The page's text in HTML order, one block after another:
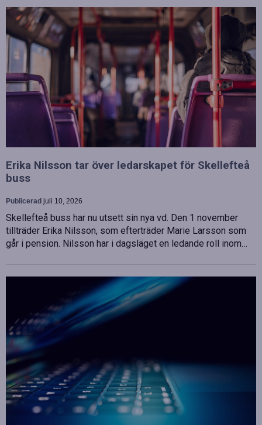
Erika Nilsson tar över ledarskapet för Skellefteå
buss
Publicerad juli 10, 2026
Skellefteå buss har nu utsett sin nya vd. Den 1 november
tillträder Erika Nilsson, som efterträder Marie Larsson som
går i pension. Nilsson har i dagsläget en ledande roll inom…